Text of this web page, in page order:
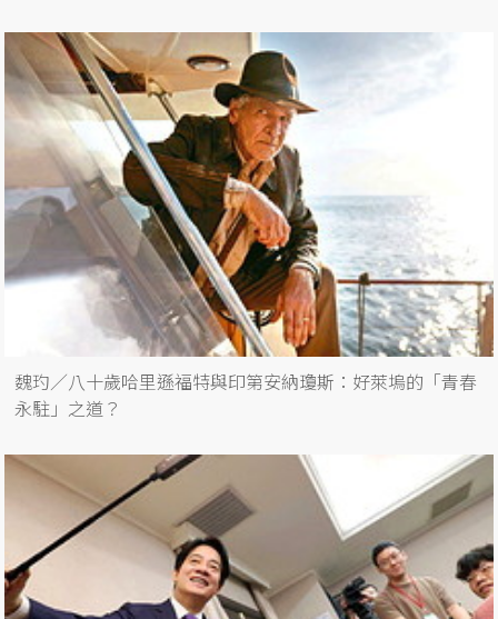
魏玓／八十歲哈里遜福特與印第安納瓊斯：好萊塢的「青春
永駐」之道？